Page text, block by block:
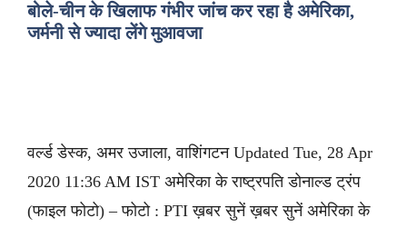
बोले-चीन के खिलाफ गंभीर जांच कर रहा है अमेरिका,
जर्मनी से ज्यादा लेंगे मुआवजा
वर्ल्ड डेस्क, अमर उजाला, वाशिंगटन Updated Tue, 28 Apr
2020 11:36 AM IST अमेरिका के राष्ट्रपति डोनाल्ड ट्रंप
(फाइल फोटो) – फोटो : PTI ख़बर सुनें ख़बर सुनें अमेरिका के